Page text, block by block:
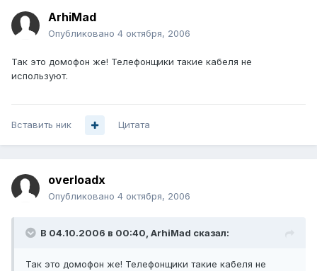
ArhiMad
Опубликовано 4 октября, 2006
Так это домофон же! Телефонщики такие кабеля не
используют.
Вставить ник Цитата
overloadx
Опубликовано 4 октября, 2006
В 04.10.2006 в 00:40, ArhiMad сказал:
Так это домофон же! Телефонщики такие кабеля не